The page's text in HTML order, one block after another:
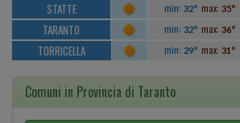
STATTE min: 32° max: 35°
TARANTO min: 32° max: 36°
TORRICELLA min: 29° max: 31°
Comuni in Provincia di Taranto